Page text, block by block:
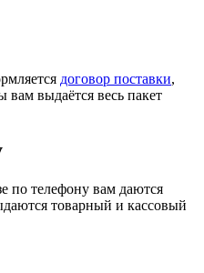
договор поставки,
вам выдаётся весь пакет
по телефону вам даются
товарный и кассовый